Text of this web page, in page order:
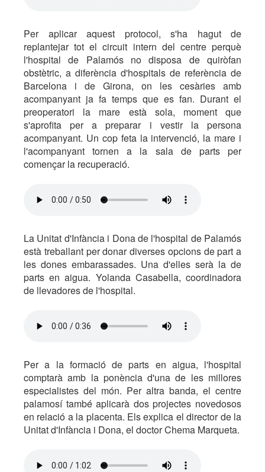
Per aplicar aquest protocol, s'ha hagut de
replantejar tot el circuit intern del centre perquè
l'hospital de Palamós no disposa de quiròfan
obstètric, a diferència d'hospitals de referència de
Barcelona i de Girona, on les cesàries amb
acompanyant ja fa temps que es fan. Durant el
preoperatori la mare està sola, moment que
s'aprofita per a preparar i vestir la persona
acompanyant. Un cop feta la intervenció, la mare i
l'acompanyant tornen a la sala de parts per
començar la recuperació.
La Unitat d'Infància i Dona de l'hospital de Palamós
està treballant per donar diverses opcions de part a
les dones embarassades. Una d'elles serà la de
parts en aigua. Yolanda Casabella, coordinadora
de llevadores de l'hospital.
Per a la formació de parts en aigua, l'hospital
comptarà amb la ponència d'una de les millores
especialistes del món. Per altra banda, el centre
palamosí també aplicarà dos projectes novedosos
en relació a la placenta. Els explica el director de la
Unitat d'Infància i Dona, el doctor Chema Marqueta.